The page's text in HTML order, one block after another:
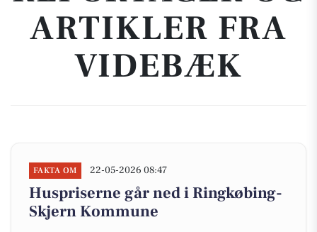
ARTIKLER FRA
VIDEBÆK
FAKTA OM 22-05-2026 08:47
Huspriserne går ned i Ringkøbing-
Skjern Kommune